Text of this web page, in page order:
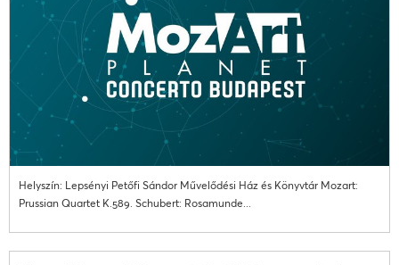
Helyszín: Lepsényi Petőfi Sándor Művelődési Ház és Könyvtár Mozart:
Prussian Quartet K.589. Schubert: Rosamunde...